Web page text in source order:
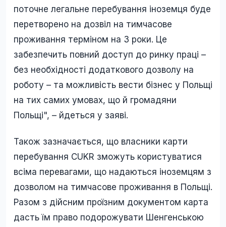
поточне легальне перебування іноземця буде
перетворено на дозвіл на тимчасове
проживання терміном на 3 роки. Це
забезпечить повний доступ до ринку праці –
без необхідності додаткового дозволу на
роботу – та можливість вести бізнес у Польщі
на тих самих умовах, що й громадяни
Польщі", – йдеться у заяві.
Також зазначається, що власники карти
перебування CUKR зможуть користуватися
всіма перевагами, що надаються іноземцям з
дозволом на тимчасове проживання в Польщі.
Разом з дійсним проїзним документом карта
дасть їм право подорожувати Шенгенською